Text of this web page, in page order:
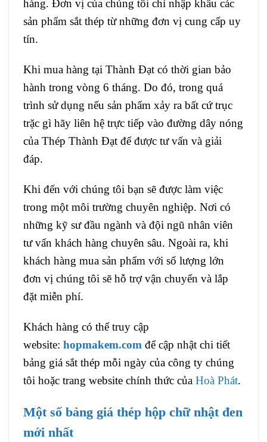
hàng. Đơn vị của chúng tôi chỉ nhập khẩu các
sản phẩm sắt thép từ những đơn vị cung cấp uy
tín.
Khi mua hàng tại Thành Đạt có thời gian bảo
hành trong vòng 6 tháng. Do đó, trong quá
trình sử dụng nếu sản phẩm xảy ra bất cứ trục
trặc gì hãy liên hệ trực tiếp vào đường dây nóng
của Thép Thành Đạt để được tư vấn và giải
đáp.
Khi đến với chúng tôi bạn sẽ được làm việc
trong một môi trường chuyên nghiệp. Nơi có
những kỹ sư đầu ngành và đội ngũ nhân viên
tư vấn khách hàng chuyên sâu. Ngoài ra, khi
khách hàng mua sản phẩm với số lượng lớn
đơn vị chúng tôi sẽ hỗ trợ vận chuyển và lắp
đặt miễn phí.
Khách hàng có thể truy cập
website: hopmakem.com để cập nhật chi tiết
bảng giá sắt thép mỗi ngày của công ty chúng
tôi hoặc trang website chính thức của Hoà Phát.
Một số bảng giá thép hộp chữ nhật đen
mới nhất